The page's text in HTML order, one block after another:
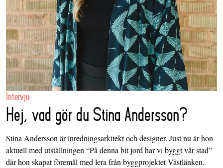
Intervju
Hej, vad gör du Stina Andersson?
Stina Andersson är inredningsarkitekt och designer. Just nu är hon
aktuell med utställningen “På denna bit jord har vi byggt vår stad”
där hon skapat föremål med lera från byggprojektet Västlänken.